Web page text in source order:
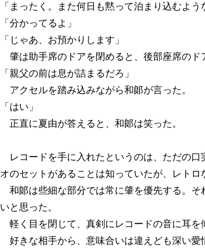
「まったく。また何日も黙って泊まり込むよう
「分かってるよ」
「じゃあ、お預かりします」
肇は助手席のドアを閉めると、後部座席のド
「親父の前は息が詰まるだろ」
アクセルを踏み込みながら和郞が言った。
「はい」
正直に夏由が答えると、和郞は笑った。
レコードを手に入れたというのは、ただの口
オのセットがあることは知っていたが、レトロ
和郞は些細な部分では常に肇を優先する。そ
いと思った。
軽く目を閉じて、真剣にレコードの音に耳を
好きな相手から、意味合いは違えども深い